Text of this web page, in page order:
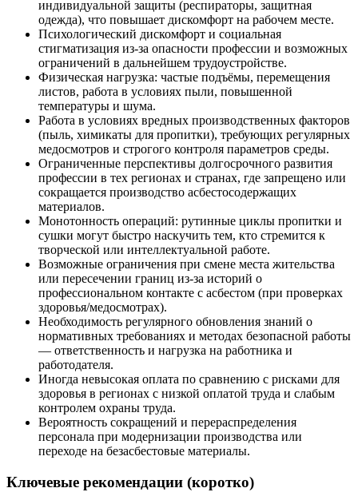
индивидуальной защиты (респираторы, защитная
одежда), что повышает дискомфорт на рабочем месте.
Психологический дискомфорт и социальная
стигматизация из‑за опасности профессии и возможных
ограничений в дальнейшем трудоустройстве.
Физическая нагрузка: частые подъёмы, перемещения
листов, работа в условиях пыли, повышенной
температуры и шума.
Работа в условиях вредных производственных факторов
(пыль, химикаты для пропитки), требующих регулярных
медосмотров и строгого контроля параметров среды.
Ограниченные перспективы долгосрочного развития
профессии в тех регионах и странах, где запрещено или
сокращается производство асбестосодержащих
материалов.
Монотонность операций: рутинные циклы пропитки и
сушки могут быстро наскучить тем, кто стремится к
творческой или интеллектуальной работе.
Возможные ограничения при смене места жительства
или пересечении границ из‑за историй о
профессиональном контакте с асбестом (при проверках
здоровья/медосмотрах).
Необходимость регулярного обновления знаний о
нормативных требованиях и методах безопасной работы
— ответственность и нагрузка на работника и
работодателя.
Иногда невысокая оплата по сравнению с рисками для
здоровья в регионах с низкой оплатой труда и слабым
контролем охраны труда.
Вероятность сокращений и перераспределения
персонала при модернизации производства или
переходе на безасбестовые материалы.
Ключевые рекомендации (коротко)